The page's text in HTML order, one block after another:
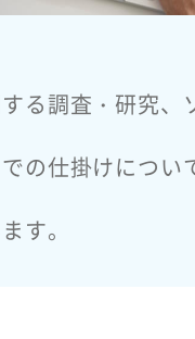
る調査・研究、
の仕掛けについ
す。